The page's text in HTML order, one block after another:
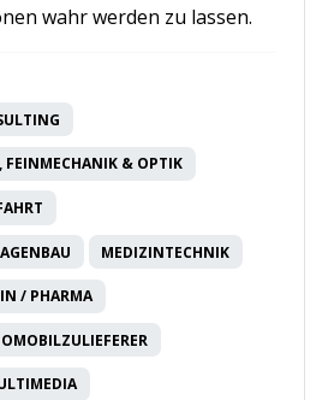
wahr werden zu lassen.
FEINMECHANIK & OPTIK
MEDIZINTECHNIK
/ PHARMA